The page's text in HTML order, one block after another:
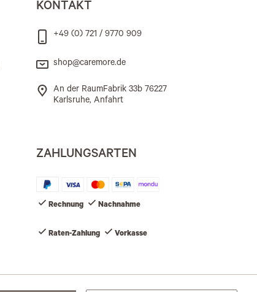
KONTAKT
+49 (0) 721 / 9770 909
shop@caremore.de
An der RaumFabrik 33b 76227
Karlsruhe, Anfahrt
ZAHLUNGSARTEN
Rechnung Nachnahme
Raten-Zahlung Vorkasse